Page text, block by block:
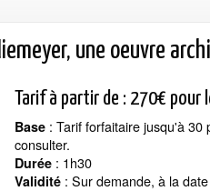
une oeuvre
Tarif à partir de : 270€ pour
Base : Tarif forfaitaire jusqu'à 30
consulter.
Durée : 1h30
Validité : Sur demande, à la